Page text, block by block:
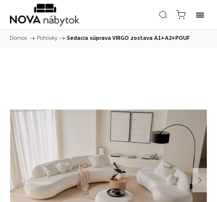
Domov / Pohovky / Sedacia súprava VIRGO zostava A1+A2+POUF